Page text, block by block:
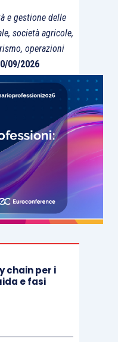
e gestione delle
società agricole,
operazioni
09/2026
chain per i
e fasi